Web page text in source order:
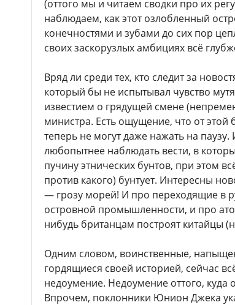
(оттого мы и читаем сводки про их
наблюдаем, как этот озлобленный
конечностями и зубами до сих пор
своих заскорузлых амбициях всё
Вряд ли среди тех, кто следит за
который бы не испытывал чувство
известием о грядущей смене
министра. Есть ощущение, что от
теперь не могут даже нажать на
любопытнее наблюдать вести, в
пучину этнических бунтов, при этом
против какого) бунтует. Интересны
— грозу морей! И про переходящие в
островной промышленности, и про
нибудь британцам построят китайцы
Одним словом, воинственные,
гордящиеся своей историей, сейчас
недоумение. Недоумение оттого, куда
Впрочем, поклонники Юнион Джека